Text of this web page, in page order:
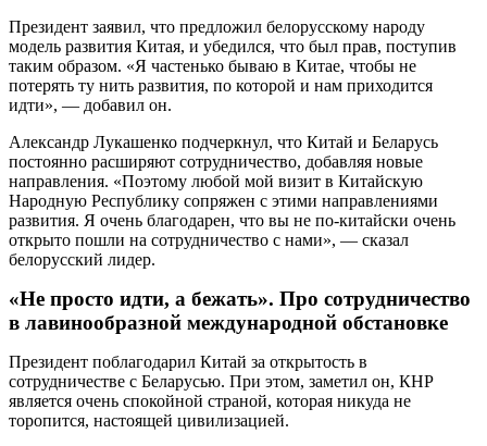
Президент заявил, что предложил белорусскому народу
модель развития Китая, и убедился, что был прав, поступив
таким образом. «Я частенько бываю в Китае, чтобы не
потерять ту нить развития, по которой и нам приходится
идти», — добавил он.
Александр Лукашенко подчеркнул, что Китай и Беларусь
постоянно расширяют сотрудничество, добавляя новые
направления. «Поэтому любой мой визит в Китайскую
Народную Республику сопряжен с этими направлениями
развития. Я очень благодарен, что вы не по-китайски очень
открыто пошли на сотрудничество с нами», — сказал
белорусский лидер.
«Не просто идти, а бежать». Про сотрудничество
в лавинообразной международной обстановке
Президент поблагодарил Китай за открытость в
сотрудничестве с Беларусью. При этом, заметил он, КНР
является очень спокойной страной, которая никуда не
торопится, настоящей цивилизацией.